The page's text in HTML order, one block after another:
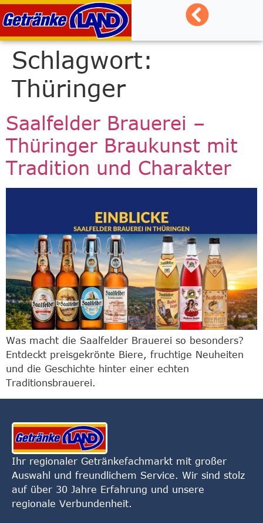
springen
Schlagwort:
Thüringer
Saalfelder Brauerei –
Thüringer Braukunst mit
Tradition und Charakter
Was macht die Saalfelder Brauerei so besonders?
Entdeckt preisgekrönte Biere, fruchtige Neuheiten
und die Geschichte hinter einer echten
Traditionsbrauerei.
Ihr regionaler Getränkefachmarkt mit großer
Auswahl und freundlichem Service. Wir sind stolz
auf über 30 Jahre Erfahrung und unsere
regionale Verbundenheit.